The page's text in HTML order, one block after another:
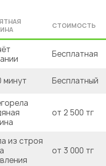
СТОИМОСТЬ
Бесплатная
минут Бесплатный
от 2 500 тг
из строя
от 3 000 тг